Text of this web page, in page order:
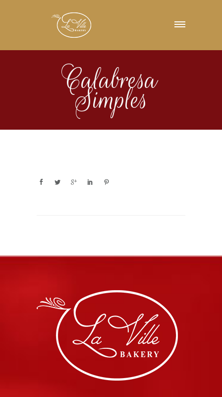
Calabresa
Simples